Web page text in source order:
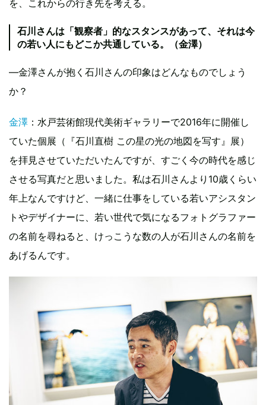
を、これからの行き先を考える。
石川さんは「観察者」的なスタンスがあって、それは今
の若い人にもどこか共通している。（金澤）
—金澤さんが抱く石川さんの印象はどんなものでしょう
か？
金澤 ：水戸芸術館現代美術ギャラリーで2016年に開催し
ていた個展（『石川直樹 この星の光の地図を写す』展）
を拝見させていただいたんですが、すごく今の時代を感じ
させる写真だと思いました。私は石川さんより10歳くらい
年上なんですけど、一緒に仕事をしている若いアシスタン
トやデザイナーに、若い世代で気になるフォトグラファー
の名前を尋ねると、けっこうな数の人が石川さんの名前を
あげるんです。